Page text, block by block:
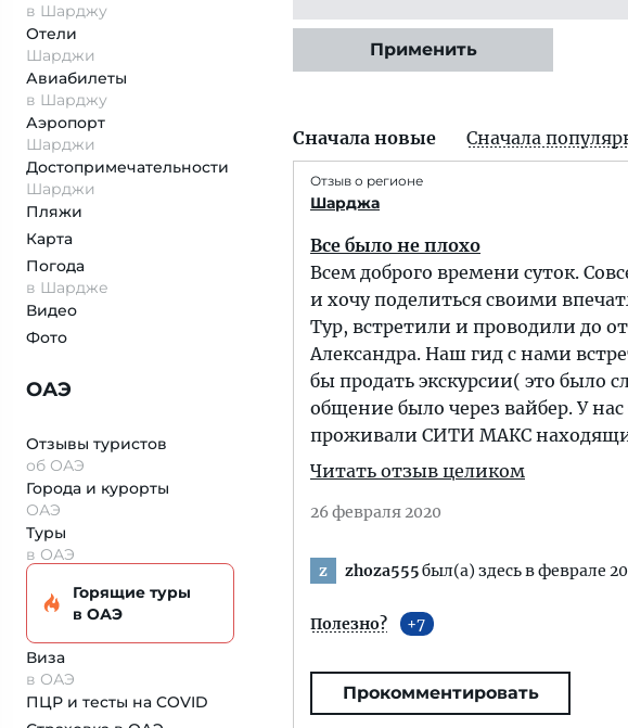
в Шарджу
Отели
Шарджи
Авиабилеты
в Шарджу
Аэропорт
Шарджи
Достопримеча­тельности
Шарджи
Пляжи
Карта
Погода
в Шардже
Видео
Фото
ОАЭ
Отзывы туристов
об ОАЭ
Города и курорты
ОАЭ
Туры
в ОАЭ
Горящие туры
в ОАЭ
Виза
в ОАЭ
ПЦР и тесты на COVID
Применить
Сначала новые Сначала
Отзыв о регионе
Шарджа
Все было не плохо
Всем доброго времени суток.
и хочу поделиться своими
Тур, встретили и проводили до
Александра. Наш гид с нами
бы продать экскурсии( это было
общение было через вайбер. У
проживали СИТИ МАКС
Читать отзыв целиком
26 февраля 2020
z zhoza555был(а) здесь в феврале
Полезно? 7
Прокомментировать